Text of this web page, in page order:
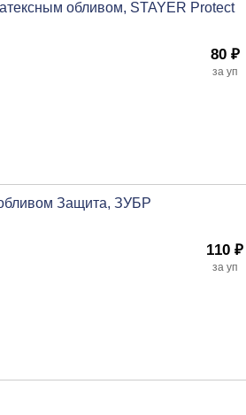
обливом, STAYER Protect
80 ₽
Защита, ЗУБР
110 ₽